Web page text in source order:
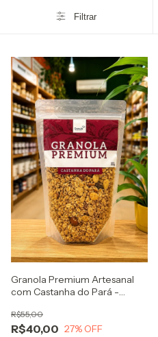
Filtrar
Granola Premium Artesanal
com Castanha do Pará -
R$40,00
R$55,00
27% OFF